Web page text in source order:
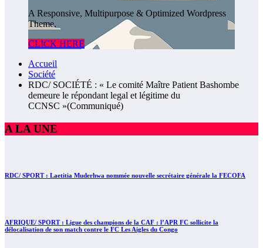
A Responsive, Multipurpose & Optimized Wordpress
Theme.
CLICK HERE
Accueil
Société
RDC/ SOCIÉTÉ : « Le comité Maître Patient Bashombe
demeure le répondant legal et légitime du
CCNSC »(Communiqué)
A LA UNE
RDC/ SPORT : Laetitia Muderhwa nommée nouvelle secrétaire générale la FECOFA
AFRIQUE/ SPORT : Ligue des champions de la CAF : l’APR FC sollicite la
délocalisation de son match contre le FC Les Aigles du Congo